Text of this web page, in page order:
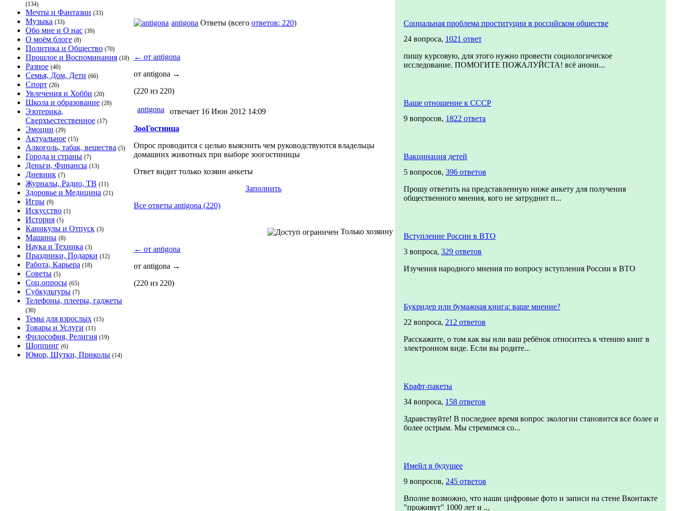
(134)
Мечты и Фантазии (33)
Музыка (33)
Обо мне и О нас (39)
О моём блоге (8)
Политика и Общество (70)
Прошлое и Воспоминания (18)
Разное (40)
Семья, Дом, Дети (66)
Спорт (26)
Увлечения и Хобби (20)
Школа и образование (28)
Эзотерика,
Сверхъестественное (17)
Эмоции (29)
Актуальное (15)
Алкоголь, табак, вещества (5)
Города и страны (7)
Деньги, Финансы (13)
Дневник (7)
Журналы, Радио, ТВ (11)
Здоровье и Медицина (21)
Игры (9)
Искусство (1)
История (5)
Каникулы и Отпуск (3)
Машины (8)
Наука и Техника (3)
Праздники, Подарки (12)
Работа, Карьера (18)
Советы (5)
Соц.опросы (65)
Субкультуры (7)
Телефоны, плееры, гаджеты
(30)
Темы для взрослых (15)
Товары и Услуги (11)
Философия, Религия (19)
Шоппинг (6)
Юмор, Шутки, Приколы (14)
antigona Ответы (всего ответов: 220)
← от antigona
от antigona →
(220 из 220)
antigona
отвечает 16 Июн 2012 14:09
ЗооГостинца
Опрос проводится с целью выяснить чем руководствуются владельцы
домашних животных при выборе зоогостиницы
Ответ видит только хозяин анкеты
Заполнить
Все ответы antigona (220)
Только хозяину
← от antigona
от antigona →
(220 из 220)
Социальная проблема проституции в российском обществе
24 вопроса, 1021 ответ
пишу курсовую, для этого нужно провести социологическое
исследование. ПОМОГИТЕ ПОЖАЛУЙСТА! всё анони...
Ваше отношение к СССР
9 вопросов, 1822 ответа
Вакцинация детей
5 вопросов, 396 ответов
Прошу ответить на представленную ниже анкету для получения
общественного мнения, кого не затруднит п...
Вступление России в ВТО
3 вопроса, 329 ответов
Изучения народного мнения по вопросу вступления России в ВТО
Букридер или бумажная книга: ваше мнение?
22 вопроса, 212 ответов
Расскажите, о том как вы или ваш ребёнок относитесь к чтению книг в
электронном виде. Если вы родите...
Крафт-пакеты
34 вопроса, 158 ответов
Здравствуйте! В последнее время вопрос экологии становится все более и
более острым. Мы стремимся со...
Имейл в будущее
9 вопросов, 245 ответов
Вполне возможно, что наши цифровые фото и записи на стене Вконтакте
"проживут" 1000 лет и ...